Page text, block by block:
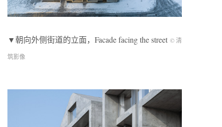
▼朝向外侧街道的立面，Facade facing the street © 清
筑影像